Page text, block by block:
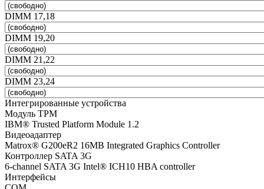
DIMM 17,18
DIMM 19,20
DIMM 21,22
DIMM 23,24
Интегрированные устройства
Модуль TPM
IBM® Trusted Platform Module 1.2
Видеоадаптер
Matrox® G200eR2 16MB Integrated Graphics Controller
Контроллер SATA 3G
6-channel SATA 3G Intel® ICH10 HBA controller
Интерфейсы